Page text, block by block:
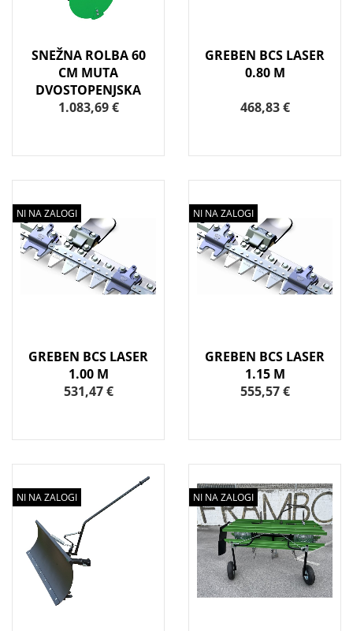
SNEŽNA ROLBA 60
CM MUTA
DVOSTOPENJSKA
1.083,69 €
GREBEN BCS LASER
0.80 M
468,83 €
NI NA ZALOGI
GREBEN BCS LASER
1.00 M
531,47 €
NI NA ZALOGI
GREBEN BCS LASER
1.15 M
555,57 €
NI NA ZALOGI NI NA ZALOGI